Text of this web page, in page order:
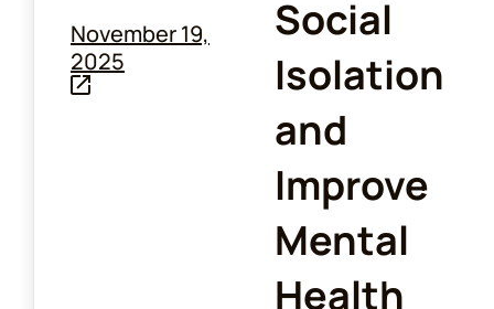
November 19,
2025
Social
Isolation
and
Improve
Mental
Health